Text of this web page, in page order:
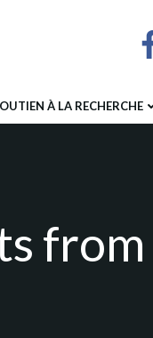
À LA RECHERCHE